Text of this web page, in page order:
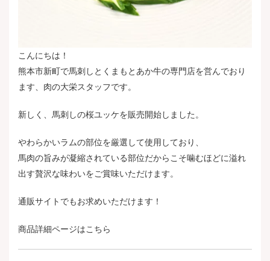
こんにちは！
熊本市新町で馬刺しとくまもとあか牛の専門店を営んでおり
ます、肉の大栄スタッフです。
新しく、馬刺しの桜ユッケを販売開始しました。
やわらかいラムの部位を厳選して使用しており、
馬肉の旨みが凝縮されている部位だからこそ噛むほどに溢れ
出す贅沢な味わいをご賞味いただけます。
通販サイトでもお求めいただけます！
商品詳細ページはこちら